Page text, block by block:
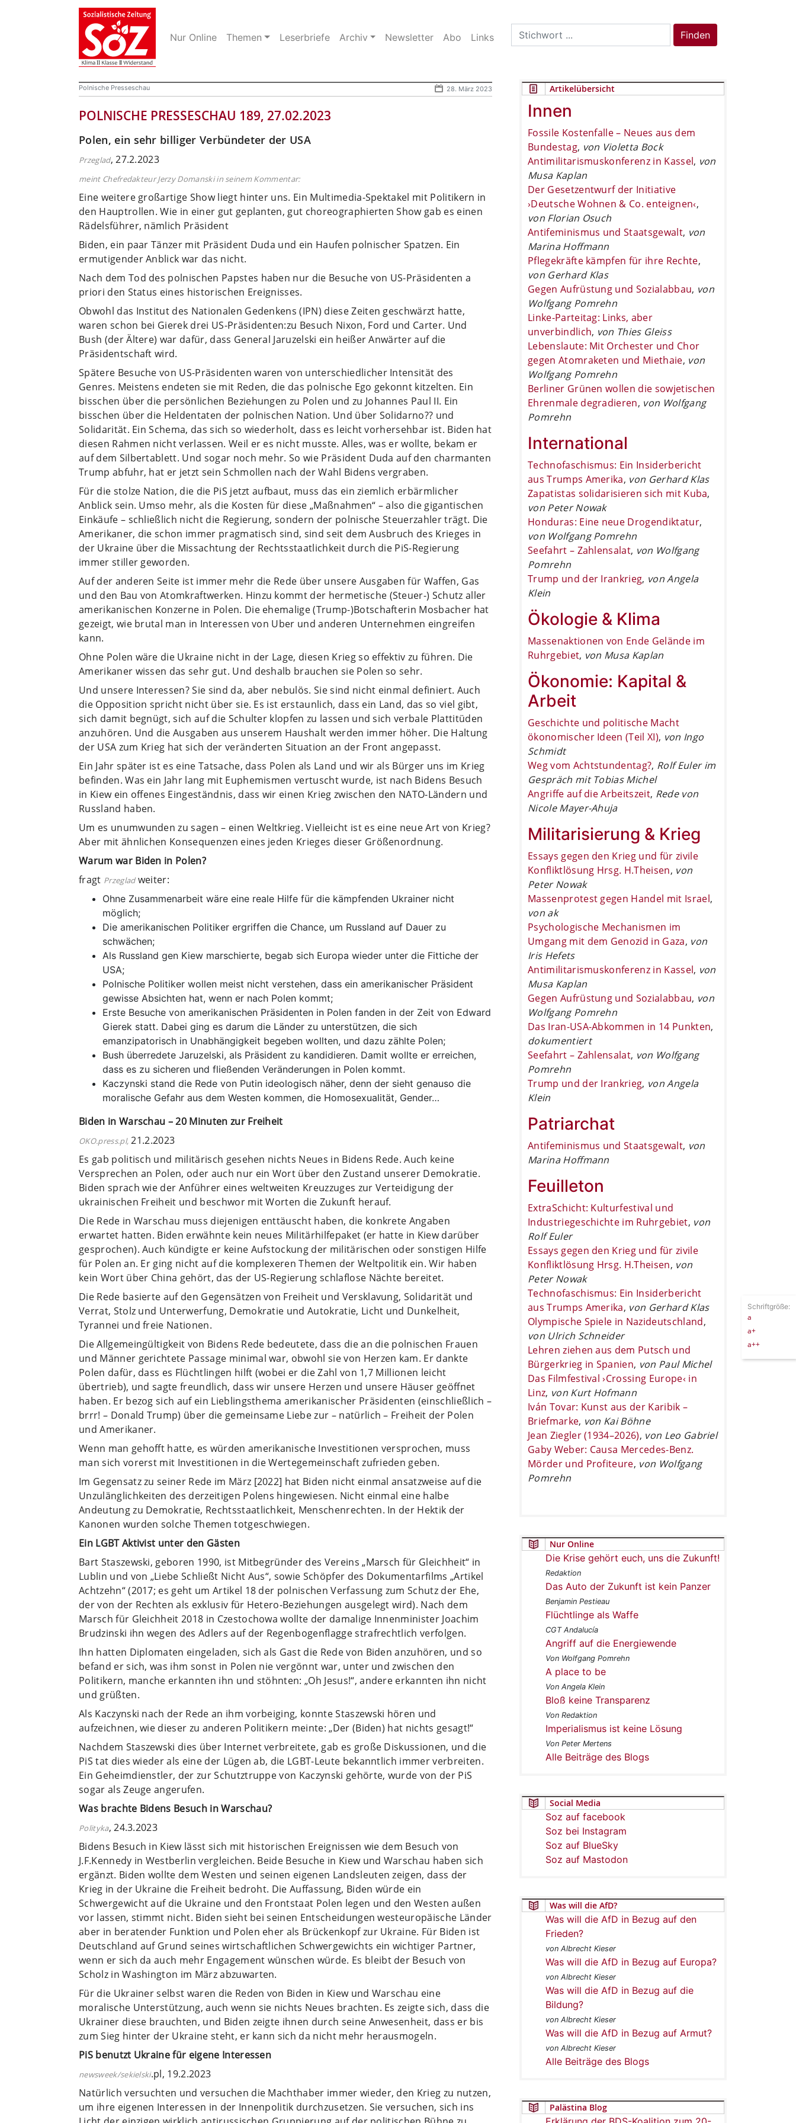
Nur Online Themen Leserbriefe Archiv Newsletter Abo Links
Search
for:
Finden
Polnische Presseschau 28. März 2023
POLNISCHE PRESSESCHAU 189, 27.02.2023
Polen, ein sehr billiger Verbündeter der USA
Przeglad, 27.2.2023
meint Chefredakteur Jerzy Domanski in seinem Kommentar:
Eine weitere großartige Show liegt hinter uns. Ein Multimedia-Spektakel mit Politikern in
den Hauptrollen. Wie in einer gut geplanten, gut choreographierten Show gab es einen
Rädelsführer, nämlich Präsident
Biden, ein paar Tänzer mit Präsident Duda und ein Haufen polnischer Spatzen. Ein
ermutigender Anblick war das nicht.
Nach dem Tod des polnischen Papstes haben nur die Besuche von US-Präsidenten a
priori den Status eines historischen Ereignisses.
Obwohl das Institut des Nationalen Gedenkens (IPN) diese Zeiten geschwärzt hatte,
waren schon bei Gierek drei US-Präsidenten:zu Besuch Nixon, Ford und Carter. Und
Bush (der Ältere) war dafür, dass General Jaruzelski ein heißer Anwärter auf die
Präsidentschaft wird.
Spätere Besuche von US-Präsidenten waren von unterschiedlicher Intensität des
Genres. Meistens endeten sie mit Reden, die das polnische Ego gekonnt kitzelten. Ein
bisschen über die persönlichen Beziehungen zu Polen und zu Johannes Paul II. Ein
bisschen über die Heldentaten der polnischen Nation. Und über Solidarno?? und
Solidarität. Ein Schema, das sich so wiederholt, dass es leicht vorhersehbar ist. Biden hat
diesen Rahmen nicht verlassen. Weil er es nicht musste. Alles, was er wollte, bekam er
auf dem Silbertablett. Und sogar noch mehr. So wie Präsident Duda auf den charmanten
Trump abfuhr, hat er jetzt sein Schmollen nach der Wahl Bidens vergraben.
Für die stolze Nation, die die PiS jetzt aufbaut, muss das ein ziemlich erbärmlicher
Anblick sein. Umso mehr, als die Kosten für diese „Maßnahmen“ – also die gigantischen
Einkäufe – schließlich nicht die Regierung, sondern der polnische Steuerzahler trägt. Die
Amerikaner, die schon immer pragmatisch sind, sind seit dem Ausbruch des Krieges in
der Ukraine über die Missachtung der Rechtsstaatlichkeit durch die PiS-Regierung
immer stiller geworden.
Auf der anderen Seite ist immer mehr die Rede über unsere Ausgaben für Waffen, Gas
und den Bau von Atomkraftwerken. Hinzu kommt der hermetische (Steuer-) Schutz aller
amerikanischen Konzerne in Polen. Die ehemalige (Trump-)Botschafterin Mosbacher hat
gezeigt, wie brutal man in Interessen von Uber und anderen Unternehmen eingreifen
kann.
Ohne Polen wäre die Ukraine nicht in der Lage, diesen Krieg so effektiv zu führen. Die
Amerikaner wissen das sehr gut. Und deshalb brauchen sie Polen so sehr.
Und unsere Interessen? Sie sind da, aber nebulös. Sie sind nicht einmal definiert. Auch
die Opposition spricht nicht über sie. Es ist erstaunlich, dass ein Land, das so viel gibt,
sich damit begnügt, sich auf die Schulter klopfen zu lassen und sich verbale Plattitüden
anzuhören. Und die Ausgaben aus unserem Haushalt werden immer höher. Die Haltung
der USA zum Krieg hat sich der veränderten Situation an der Front angepasst.
Ein Jahr später ist es eine Tatsache, dass Polen als Land und wir als Bürger uns im Krieg
befinden. Was ein Jahr lang mit Euphemismen vertuscht wurde, ist nach Bidens Besuch
in Kiew ein offenes Eingeständnis, dass wir einen Krieg zwischen den NATO-Ländern und
Russland haben.
Um es unumwunden zu sagen – einen Weltkrieg. Vielleicht ist es eine neue Art von Krieg?
Aber mit ähnlichen Konsequenzen eines jeden Krieges dieser Größenordnung.
Warum war Biden in Polen?
fragt Przegladweiter:
Ohne Zusammenarbeit wäre eine reale Hilfe für die kämpfenden Ukrainer nicht
möglich;
Die amerikanischen Politiker ergriffen die Chance, um Russland auf Dauer zu
schwächen;
Als Russland gen Kiew marschierte, begab sich Europa wieder unter die Fittiche der
USA;
Polnische Politiker wollen meist nicht verstehen, dass ein amerikanischer Präsident
gewisse Absichten hat, wenn er nach Polen kommt;
Erste Besuche von amerikanischen Präsidenten in Polen fanden in der Zeit von Edward
Gierek statt. Dabei ging es darum die Länder zu unterstützen, die sich
emanzipatorisch in Unabhängigkeit begeben wollten, und dazu zählte Polen;
Bush überredete Jaruzelski, als Präsident zu kandidieren. Damit wollte er erreichen,
dass es zu sicheren und fließenden Veränderungen in Polen kommt.
Kaczynski stand die Rede von Putin ideologisch näher, denn der sieht genauso die
moralische Gefahr aus dem Westen kommen, die Homosexualität, Gender…
Biden in Warschau – 20 Minuten zur Freiheit
OKO.press.pl, 21.2.2023
Es gab politisch und militärisch gesehen nichts Neues in Bidens Rede. Auch keine
Versprechen an Polen, oder auch nur ein Wort über den Zustand unserer Demokratie.
Biden sprach wie der Anführer eines weltweiten Kreuzzuges zur Verteidigung der
ukrainischen Freiheit und beschwor mit Worten die Zukunft herauf.
Die Rede in Warschau muss diejenigen enttäuscht haben, die konkrete Angaben
erwartet hatten. Biden erwähnte kein neues Militärhilfepaket (er hatte in Kiew darüber
gesprochen). Auch kündigte er keine Aufstockung der militärischen oder sonstigen Hilfe
für Polen an. Er ging nicht auf die komplexeren Themen der Weltpolitik ein. Wir haben
kein Wort über China gehört, das der US-Regierung schlaflose Nächte bereitet.
Die Rede basierte auf den Gegensätzen von Freiheit und Versklavung, Solidarität und
Verrat, Stolz und Unterwerfung, Demokratie und Autokratie, Licht und Dunkelheit,
Tyrannei und freie Nationen.
Die Allgemeingültigkeit von Bidens Rede bedeutete, dass die an die polnischen Frauen
und Männer gerichtete Passage minimal war, obwohl sie von Herzen kam. Er dankte
Polen dafür, dass es Flüchtlingen hilft (wobei er die Zahl von 1,7 Millionen leicht
übertrieb), und sagte freundlich, dass wir unsere Herzen und unsere Häuser geöffnet
haben. Er bezog sich auf ein Lieblingsthema amerikanischer Präsidenten (einschließlich –
brrr! – Donald Trump) über die gemeinsame Liebe zur – natürlich – Freiheit der Polen
und Amerikaner.
Wenn man gehofft hatte, es würden amerikanische Investitionen versprochen, muss
man sich vorerst mit Investitionen in die Wertegemeinschaft zufrieden geben.
Im Gegensatz zu seiner Rede im März [2022] hat Biden nicht einmal ansatzweise auf die
Unzulänglichkeiten des derzeitigen Polens hingewiesen. Nicht einmal eine halbe
Andeutung zu Demokratie, Rechtsstaatlichkeit, Menschenrechten. In der Hektik der
Kanonen wurden solche Themen totgeschwiegen.
Ein LGBT Aktivist unter den Gästen
Bart Staszewski, geboren 1990, ist Mitbegründer des Vereins „Marsch für Gleichheit“ in
Lublin und von „Liebe Schließt Nicht Aus“, sowie Schöpfer des Dokumentarfilms „Artikel
Achtzehn“ (2017; es geht um Artikel 18 der polnischen Verfassung zum Schutz der Ehe,
der von der Rechten als exklusiv für Hetero-Beziehungen ausgelegt wird). Nach dem
Marsch für Gleichheit 2018 in Czestochowa wollte der damalige Innenminister Joachim
Brudzinski ihn wegen des Adlers auf der Regenbogenflagge strafrechtlich verfolgen.
Ihn hatten Diplomaten eingeladen, sich als Gast die Rede von Biden anzuhören, und so
befand er sich, was ihm sonst in Polen nie vergönnt war, unter und zwischen den
Politikern, manche erkannten ihn und stöhnten: „Oh Jesus!“, andere erkannten ihn nicht
und grüßten.
Als Kaczynski nach der Rede an ihm vorbeiging, konnte Staszewski hören und
aufzeichnen, wie dieser zu anderen Politikern meinte: „Der (Biden) hat nichts gesagt!“
Nachdem Staszewski dies über Internet verbreitete, gab es große Diskussionen, und die
PiS tat dies wieder als eine der Lügen ab, die LGBT-Leute bekanntlich immer verbreiten.
Ein Geheimdienstler, der zur Schutztruppe von Kaczynski gehörte, wurde von der PiS
sogar als Zeuge angerufen.
Was brachte Bidens Besuch in Warschau?
Polityka, 24.3.2023
Bidens Besuch in Kiew lässt sich mit historischen Ereignissen wie dem Besuch von
J.F.Kennedy in Westberlin vergleichen. Beide Besuche in Kiew und Warschau haben sich
ergänzt. Biden wollte dem Westen und seinen eigenen Landsleuten zeigen, dass der
Krieg in der Ukraine die Freiheit bedroht. Die Auffassung, Biden würde ein
Schwergewicht auf die Ukraine und den Frontstaat Polen legen und den Westen außen
vor lassen, stimmt nicht. Biden sieht bei seinen Entscheidungen westeuropäische Länder
aber in beratender Funktion und Polen eher als Brückenkopf zur Ukraine. Für Biden ist
Deutschland auf Grund seines wirtschaftlichen Schwergewichts ein wichtiger Partner,
wenn er sich da auch mehr Engagement wünschen würde. Es bleibt der Besuch von
Scholz in Washington im März abzuwarten.
Für die Ukrainer selbst waren die Reden von Biden in Kiew und Warschau eine
moralische Unterstützung, auch wenn sie nichts Neues brachten. Es zeigte sich, dass die
Ukrainer diese brauchten, und Biden zeigte ihnen durch seine Anwesenheit, dass er bis
zum Sieg hinter der Ukraine steht, er kann sich da nicht mehr herausmogeln.
PiS benutzt Ukraine für eigene Interessen
newsweek/sekielski.pl, 19.2.2023
Natürlich versuchten und versuchen die Machthaber immer wieder, den Krieg zu nutzen,
um ihre eigenen Interessen in der Innenpolitik durchzusetzen. Sie versuchen, sich ins
Artikelübersicht
Innen
Fossile Kostenfalle – Neues aus dem
Bundestag, von Violetta Bock
Antimilitarismuskonferenz in Kassel, von
Musa Kaplan
Der Gesetzentwurf der Initiative
›Deutsche Wohnen & Co. enteignen‹,
von Florian Osuch
Antifeminismus und Staatsgewalt, von
Marina Hoffmann
Pflegekräfte kämpfen für ihre Rechte,
von Gerhard Klas
Gegen Aufrüstung und Sozialabbau, von
Wolfgang Pomrehn
Linke-Parteitag: Links, aber
unverbindlich, von Thies Gleiss
Lebenslaute: Mit Orchester und Chor
gegen Atomraketen und Miethaie, von
Wolfgang Pomrehn
Berliner Grünen wollen die sowjetischen
Ehrenmale degradieren, von Wolfgang
Pomrehn
International
Technofaschismus: Ein Insiderbericht
aus Trumps Amerika, von Gerhard Klas
Zapatistas solidarisieren sich mit Kuba,
von Peter Nowak
Honduras: Eine neue Drogendiktatur,
von Wolfgang Pomrehn
Seefahrt – Zahlensalat, von Wolfgang
Pomrehn
Trump und der Irankrieg, von Angela
Klein
Ökologie & Klima
Massenaktionen von Ende Gelände im
Ruhrgebiet, von Musa Kaplan
Ökonomie: Kapital &
Arbeit
Geschichte und politische Macht
ökonomischer Ideen (Teil XI), von Ingo
Schmidt
Weg vom Achtstundentag?, Rolf Euler im
Gespräch mit Tobias Michel
Angriffe auf die Arbeitszeit, Rede von
Nicole Mayer-Ahuja
Militarisierung & Krieg
Essays gegen den Krieg und für zivile
Konfliktlösung Hrsg. H.Theisen, von
Peter Nowak
Massenprotest gegen Handel mit Israel,
von ak
Psychologische Mechanismen im
Umgang mit dem Genozid in Gaza, von
Iris Hefets
Antimilitarismuskonferenz in Kassel, von
Musa Kaplan
Gegen Aufrüstung und Sozialabbau, von
Wolfgang Pomrehn
Das Iran-USA-Abkommen in 14 Punkten,
dokumentiert
Seefahrt – Zahlensalat, von Wolfgang
Pomrehn
Trump und der Irankrieg, von Angela
Klein
Patriarchat
Antifeminismus und Staatsgewalt, von
Marina Hoffmann
Feuilleton
ExtraSchicht: Kulturfestival und
Industriegeschichte im Ruhrgebiet, von
Rolf Euler
Essays gegen den Krieg und für zivile
Konfliktlösung Hrsg. H.Theisen, von
Peter Nowak
Technofaschismus: Ein Insiderbericht
aus Trumps Amerika, von Gerhard Klas
Olympische Spiele in Nazideutschland,
von Ulrich Schneider
Lehren ziehen aus dem Putsch und
Bürgerkrieg in Spanien, von Paul Michel
Das Filmfestival ›Crossing Europe‹ in
Linz, von Kurt Hofmann
Iván Tovar: Kunst aus der Karibik –
Briefmarke, von Kai Böhne
Jean Ziegler (1934–2026), von Leo Gabriel
Gaby Weber: Causa Mercedes-Benz.
Mörder und Profiteure, von Wolfgang
Pomrehn
Nur Online
Die Krise gehört euch, uns die Zukunft!
Redaktion
Das Auto der Zukunft ist kein Panzer
Benjamin Pestieau
Flüchtlinge als Waffe
CGT Andalucía
Angriff auf die Energiewende
Von Wolfgang Pomrehn
A place to be
Von Angela Klein
Bloß keine Transparenz
Von Redaktion
Imperialismus ist keine Lösung
Von Peter Mertens
Alle Beiträge des Blogs
Social Media
Soz auf facebook
Soz bei Instagram
Soz auf BlueSky
Soz auf Mastodon
Was will die AfD?
Was will die AfD in Bezug auf den
Frieden?
von Albrecht Kieser
Was will die AfD in Bezug auf Europa?
von Albrecht Kieser
Was will die AfD in Bezug auf die
Bildung?
von Albrecht Kieser
Was will die AfD in Bezug auf Armut?
von Albrecht Kieser
Alle Beiträge des Blogs
Palästina Blog
Schriftgröße:
a
a+
a++